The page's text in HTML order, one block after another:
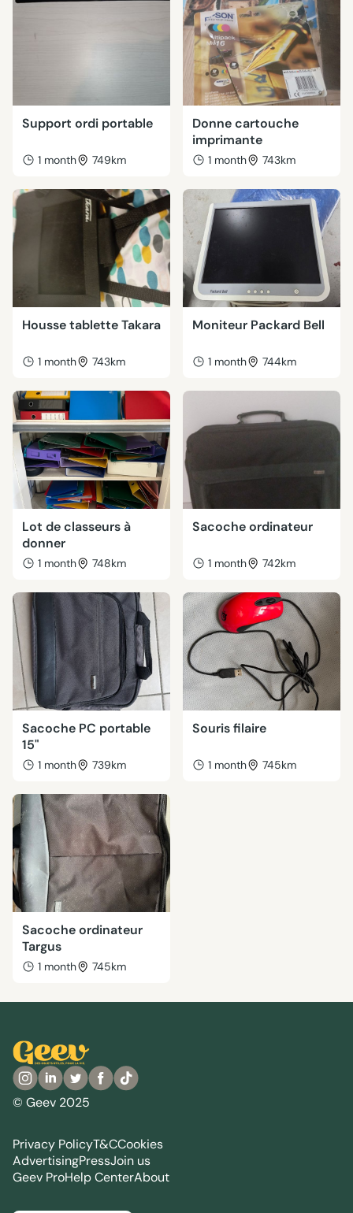
Support ordi portable
1 month 749km
Donne cartouche
imprimante
1 month 743km
Housse tablette Takara
1 month 743km
Moniteur Packard Bell
1 month 744km
Lot de classeurs à
donner
1 month 748km
Sacoche ordinateur
1 month 742km
Sacoche PC portable
15"
1 month 739km
Souris filaire
1 month 745km
Sacoche ordinateur
Targus
1 month 745km
© Geev 2025
Privacy PolicyT&CCookies
AdvertisingPressJoin us
Geev ProHelp CenterAbout